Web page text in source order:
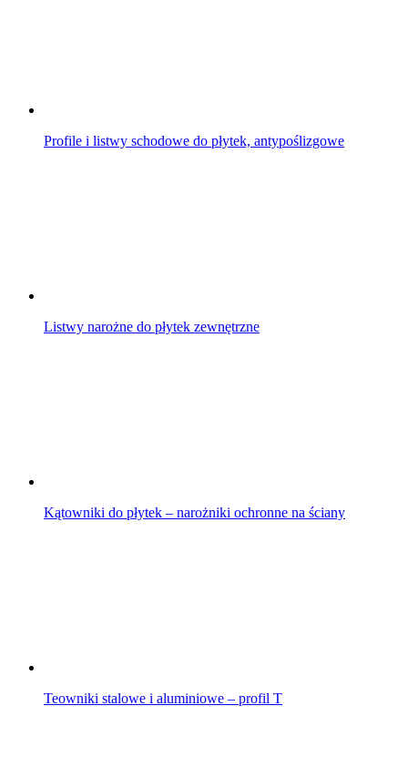
Profile i listwy schodowe do płytek, antypoślizgowe
Listwy narożne do płytek zewnętrzne
Kątowniki do płytek – narożniki ochronne na ściany
Teowniki stalowe i aluminiowe – profil T